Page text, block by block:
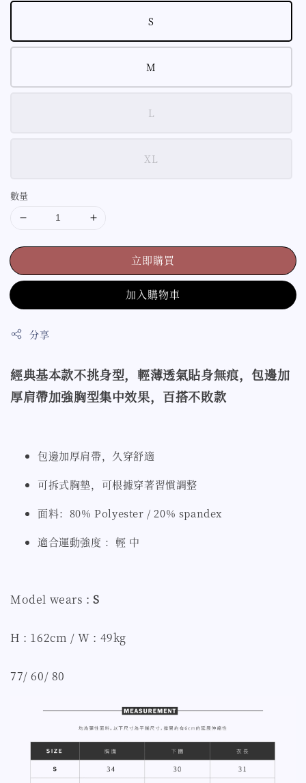
S
M
L
XL
數量
立即購買
加入購物車
分享
經典基本款不挑身型，輕薄透氣貼身無痕，包邊加
厚肩帶加強胸型集中效果，百搭不敗款
包邊加厚肩帶，久穿舒適
可拆式胸墊，可根據穿著習慣調整
面料：80% Polyester / 20% spandex
適合運動強度 ：輕 中
Model wears :S
H : 162cm / W : 49kg
77/ 60/ 80